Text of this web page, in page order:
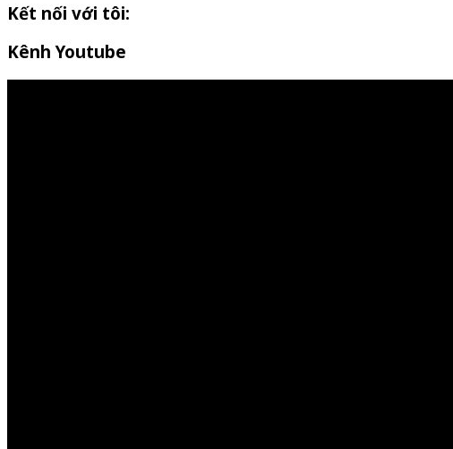
Kết nối với tôi:
Kênh Youtube